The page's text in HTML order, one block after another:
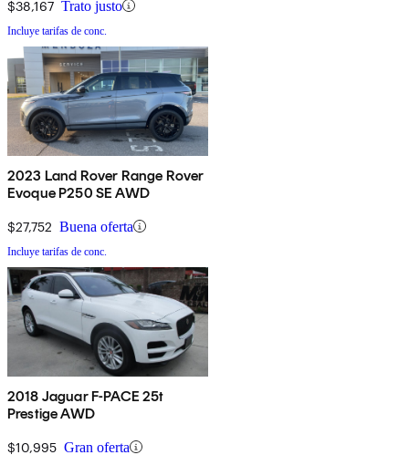
$38,167 Trato justo
Incluye tarifas de conc.
2023 Land Rover Range Rover
Evoque P250 SE AWD
$27,752 Buena oferta
Incluye tarifas de conc.
2018 Jaguar F-PACE 25t
Prestige AWD
$10,995 Gran oferta